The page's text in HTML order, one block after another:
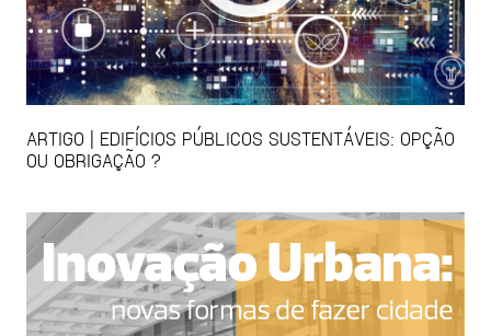
ARTIGO | EDIFÍCIOS PÚBLICOS SUSTENTÁVEIS: OPÇÃO
OU OBRIGAÇÃO ?